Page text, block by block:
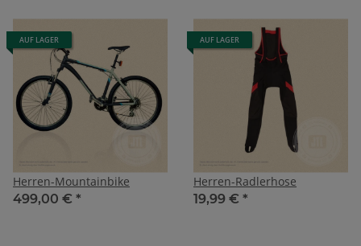
AUF LAGER
Herren-Mountainbike
499,00 € *
AUF LAGER
Herren-Radlerhose
19,99 € *